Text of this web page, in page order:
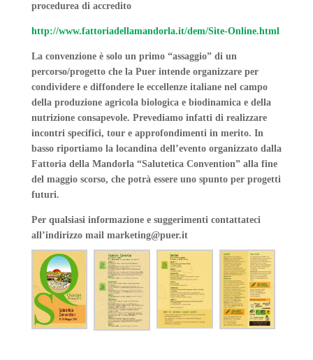
procedurea di accredito
http://www.fattoriadellamandorla.it/dem/Site-Online.html
La convenzione è solo un primo “assaggio” di un
percorso/progetto che la Puer intende organizzare per
condividere e diffondere le eccellenze italiane nel campo
della produzione agricola biologica e biodinamica e della
nutrizione consapevole. Prevediamo infatti di realizzare
incontri specifici, tour e approfondimenti in merito. In
basso riportiamo la locandina dell’evento organizzato dalla
Fattoria della Mandorla “Salutetica Convention” alla fine
del maggio scorso, che potrà essere uno spunto per progetti
futuri.
Per qualsiasi informazione e suggerimenti contattateci
all’indirizzo mail marketing@puer.it